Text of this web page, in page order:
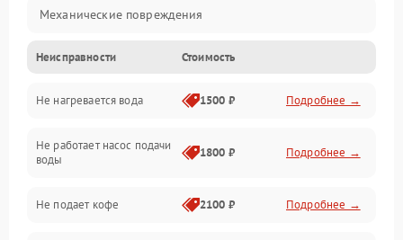
Механические повреждения
Прочие неисправности
Включение и работа
Проблемы с водой
Неисправности Стоимость
Не нагревается вода 1500 ₽ Подробнее →
Не работает насос подачи
воды
1800 ₽ Подробнее →
Не подает кофе 2100 ₽ Подробнее →